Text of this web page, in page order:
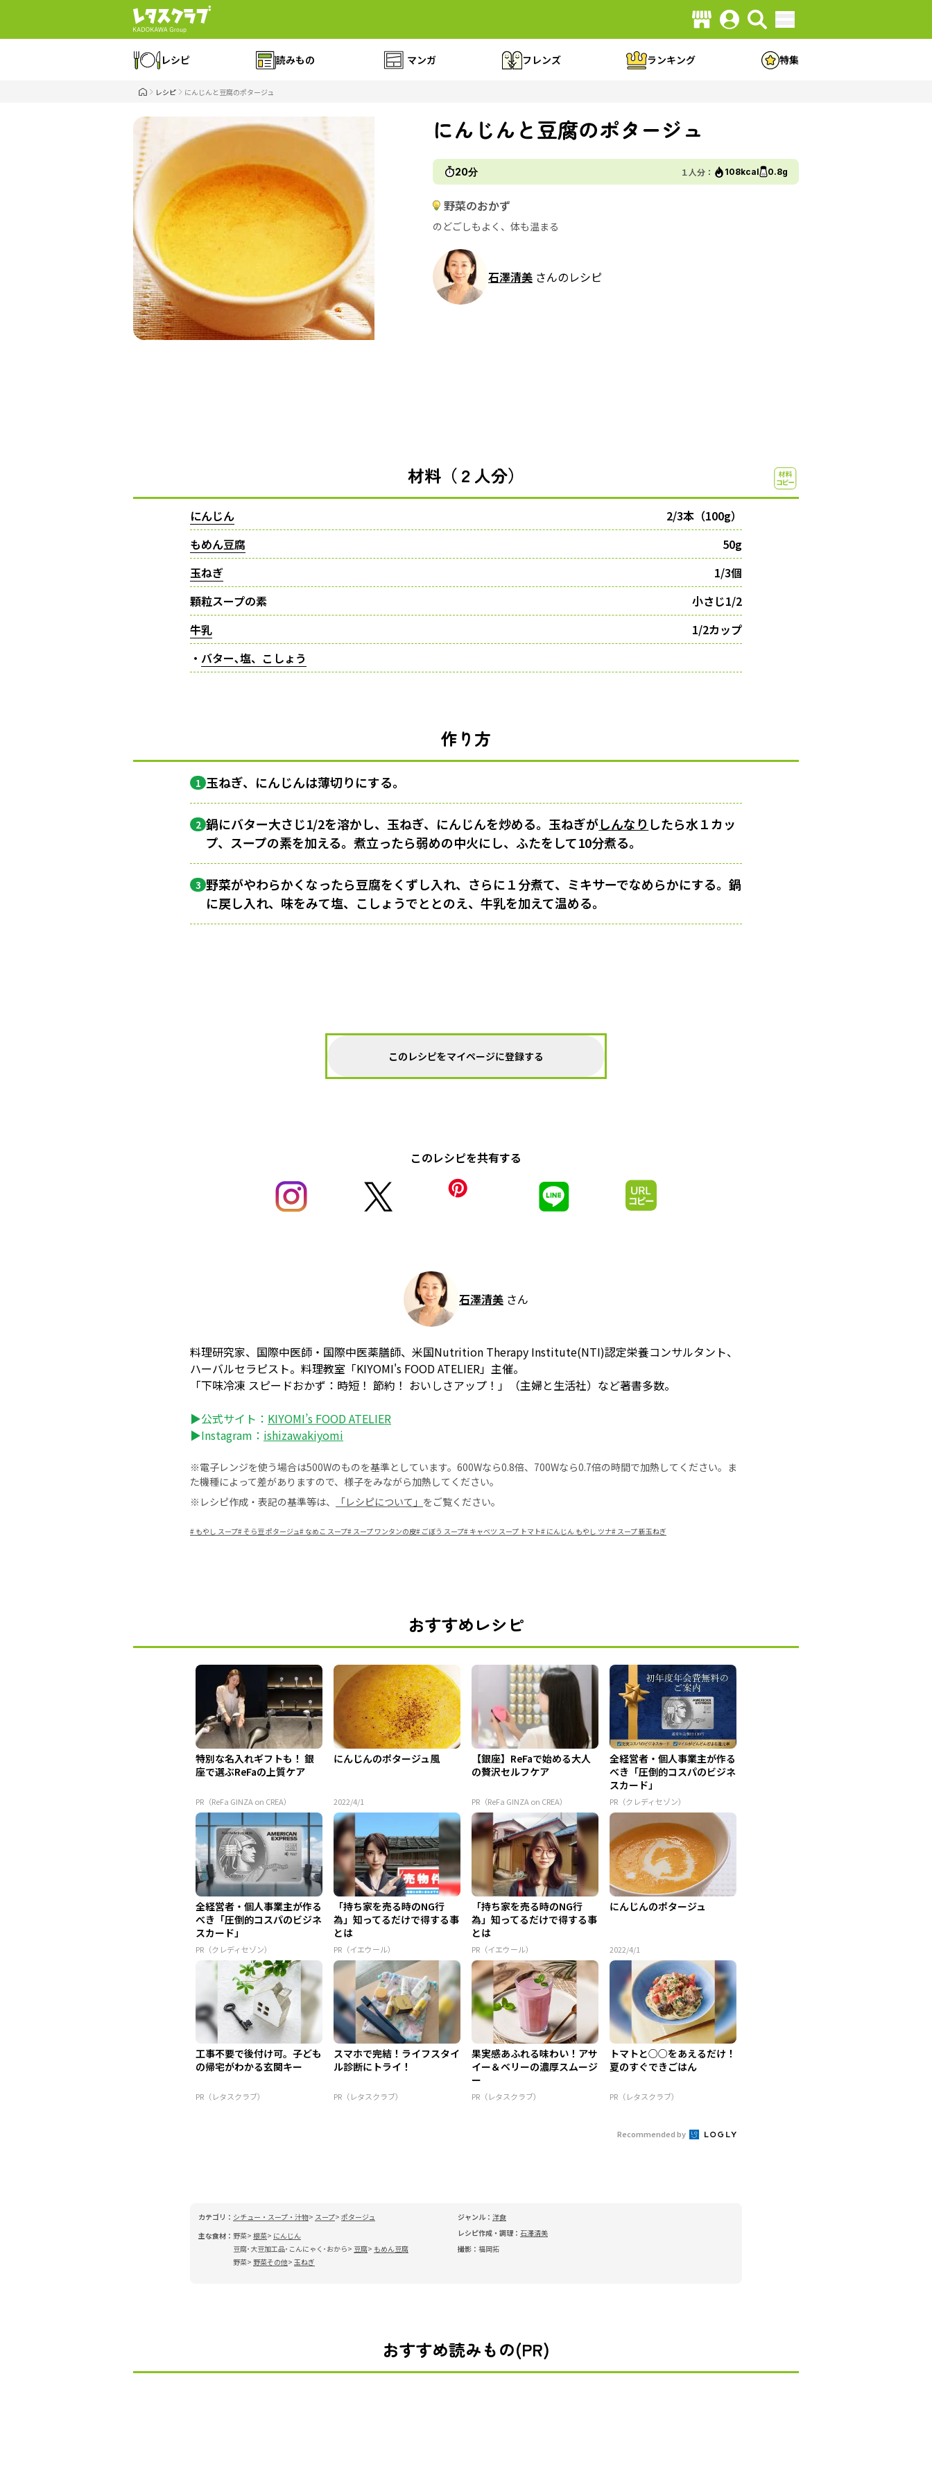
レシピ 読みもの マンガ フレンズ ランキング 特集
レシピ にんじんと豆腐のポタージュ
にんじんと豆腐のポタージュ
20分 １人分： 108kcal 0.8g
野菜のおかず
のどごしもよく、体も温まる
石澤清美 さんのレシピ
材料（２人分）
にんじん
2/3本（100g）
もめん豆腐
50g
玉ねぎ
1/3個
顆粒スープの素
小さじ1/2
牛乳
1/2カップ
・ バター､塩、こしょう
作り方
1 玉ねぎ、にんじんは薄切りにする。
2 鍋にバター大さじ1/2を溶かし、玉ねぎ、にんじんを炒める。玉ねぎがしんなり したら水１カッ
プ、スープの素を加える。煮立ったら弱めの中火にし、ふたをして10分煮る。
3 野菜がやわらかくなったら豆腐をくずし入れ、さらに１分煮て、ミキサーでなめらかにする。鍋
に戻し入れ、味をみて塩、こしょうでととのえ、牛乳を加えて温める。
このレシピをマイページに登録する
このレシピを共有する
石澤清美 さん
料理研究家、国際中医師・国際中医薬膳師、米国Nutrition Therapy Institute(NTI)認定栄養コンサルタント、
ハーバルセラピスト。料理教室「KIYOMI's FOOD ATELIER」主催。
「下味冷凍 スピードおかず：時短！ 節約！ おいしさアップ！」（主婦と生活社）など著書多数。
▶公式サイト： KIYOMI’s FOOD ATELIER
▶Instagram： ishizawakiyomi
※電子レンジを使う場合は500Wのものを基準としています。600Wなら0.8倍、700Wなら0.7倍の時間で加熱してください。ま
た機種によって差がありますので、様子をみながら加熱してください。
※レシピ作成・表記の基準等は、
「レシピについて」 をご覧ください。
# もやし スープ#そら豆 ポタージュ# なめこ スープ# スープ ワンタンの皮# ごぼう スープ# キャベツ スープ トマト# にんじん もやし ツナ# スープ 新玉ねぎ
おすすめレシピ
特別な名入れギフトも！ 銀
座で選ぶReFaの上質ケア
PR（ReFa GINZA on CREA）
にんじんのポタージュ風
2022/4/1
【銀座】ReFaで始める大人
の贅沢セルフケア
PR（ReFa GINZA on CREA）
全経営者・個人事業主が作る
べき「圧倒的コスパのビジネ
スカード」
PR（クレディセゾン）
全経営者・個人事業主が作る
べき「圧倒的コスパのビジネ
スカード」
PR（クレディセゾン）
「持ち家を売る時のNG行
為」知ってるだけで得する事
とは
PR（イエウール）
「持ち家を売る時のNG行
為」知ってるだけで得する事
とは
PR（イエウール）
にんじんのポタージュ
2022/4/1
工事不要で後付け可。子ども
の帰宅がわかる玄関キー
PR（レタスクラブ）
スマホで完結！ライフスタイ
ル診断にトライ！
PR（レタスクラブ）
果実感あふれる味わい！アサ
イー＆ベリーの濃厚スムージ
ー
PR（レタスクラブ）
トマトと○○をあえるだけ！
夏のすぐできごはん
PR（レタスクラブ）
Recommended by
カテゴリ： シチュー・スープ・汁物 スープ ポタージュ
主な食材： 野菜 根菜
にんじん
豆腐･大豆加工品･こんにゃく･おから
豆腐
もめん豆腐
野菜
野菜その他 玉ねぎ
ジャンル： 洋食
レシピ作成・調理： 石澤清美
撮影： 福岡拓
おすすめ読みもの(PR)